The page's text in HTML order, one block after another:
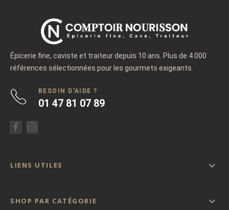
Épicerie fine, caviste et traiteur depuis 10 ans. Plus de 4 000
références sélectionnées pour les gourmets exigeants.
BESOIN D'AIDE ?
01 47 81 07 89
LIENS UTILES 
SHOP PAR CATÉGORIE 